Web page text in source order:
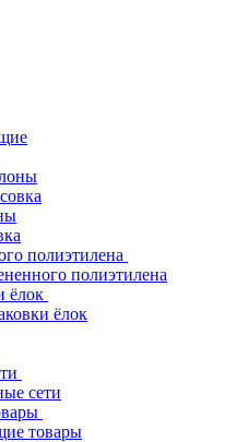
полиэтилена
полиэтилена
ёлок
ёлок
сети
товары